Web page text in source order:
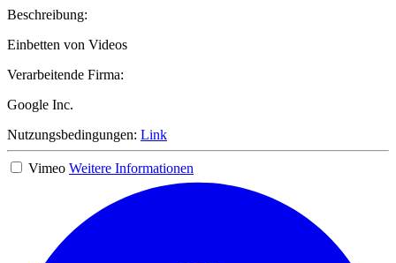
Beschreibung:
Einbetten von Videos
Verarbeitende Firma:
Google Inc.
Nutzungsbedingungen: Link
Vimeo Weitere Informationen